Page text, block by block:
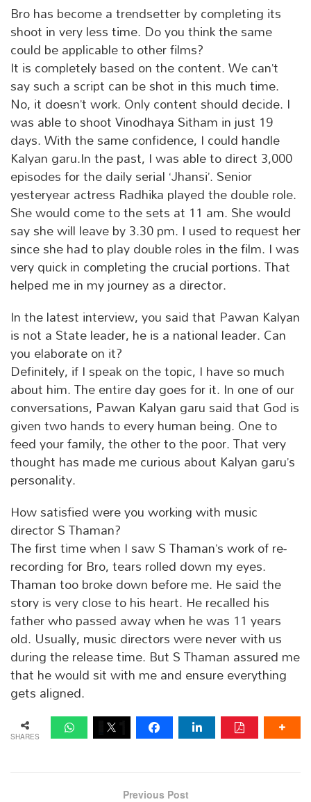
Bro has become a trendsetter by completing its
shoot in very less time. Do you think the same
could be applicable to other films?
It is completely based on the content. We can’t
say such a script can be shot in this much time.
No, it doesn’t work. Only content should decide. I
was able to shoot Vinodhaya Sitham in just 19
days. With the same confidence, I could handle
Kalyan garu.In the past, I was able to direct 3,000
episodes for the daily serial ‘Jhansi’. Senior
yesteryear actress Radhika played the double role.
She would come to the sets at 11 am. She would
say she will leave by 3.30 pm. I used to request her
since she had to play double roles in the film. I was
very quick in completing the crucial portions. That
helped me in my journey as a director.
In the latest interview, you said that Pawan Kalyan
is not a State leader, he is a national leader. Can
you elaborate on it?
Definitely, if I speak on the topic, I have so much
about him. The entire day goes for it. In one of our
conversations, Pawan Kalyan garu said that God is
given two hands to every human being. One to
feed your family, the other to the poor. That very
thought has made me curious about Kalyan garu’s
personality.
How satisfied were you working with music
director S Thaman?
The first time when I saw S Thaman’s work of re-
recording for Bro, tears rolled down my eyes.
Thaman too broke down before me. He said the
story is very close to his heart. He recalled his
father who passed away when he was 11 years
old. Usually, music directors were never with us
during the release time. But S Thaman assured me
that he would sit with me and ensure everything
gets aligned.
SHARES
Previous Post